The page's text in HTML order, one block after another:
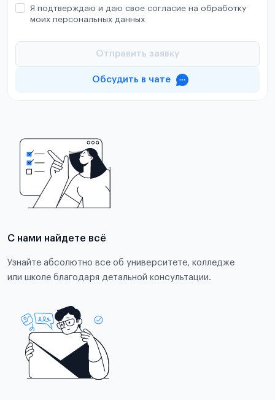
Я подтверждаю и даю свое согласие на обработку
моих персональных данных
Отправить заявку
Обсудить в чате
С нами найдете всё
Узнайте абсолютно все об университете, колледже
или школе благодаря детальной консультации.